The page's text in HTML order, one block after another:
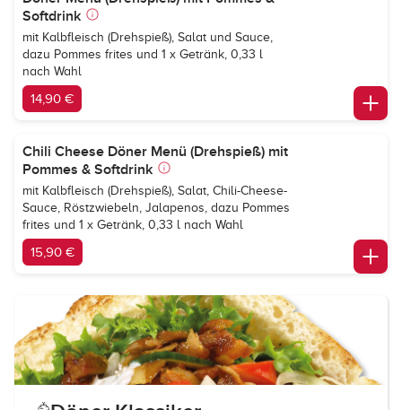
Softdrink
mit Kalbfleisch (Drehspieß), Salat und Sauce,
dazu Pommes frites und 1 x Getränk, 0,33 l
nach Wahl
14,90 €
Chili Cheese Döner Menü (Drehspieß) mit
Pommes & Softdrink
mit Kalbfleisch (Drehspieß), Salat, Chili-Cheese-
Sauce, Röstzwiebeln, Jalapenos, dazu Pommes
frites und 1 x Getränk, 0,33 l nach Wahl
15,90 €